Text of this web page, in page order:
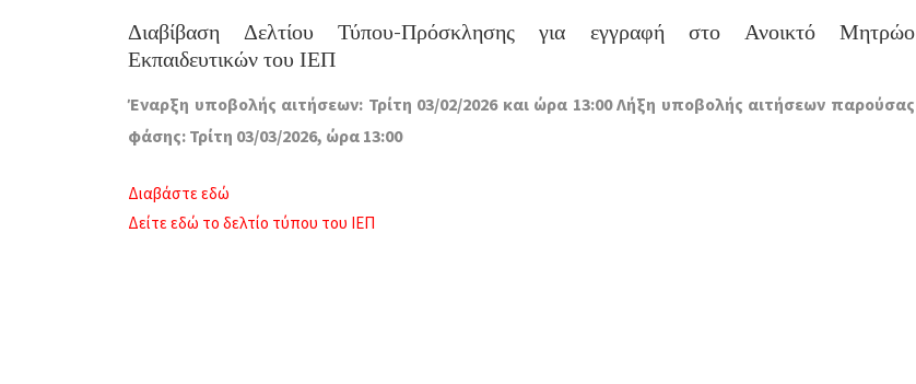
Διαβίβαση Δελτίου Τύπου-Πρόσκλησης για εγγραφή στο Ανοικτό Μητρώο
Εκπαιδευτικών του ΙΕΠ
Έναρξη υποβολής αιτήσεων: Τρίτη 03/02/2026 και ώρα 13:00Λήξη υποβολής αιτήσεων παρούσας
φάσης: Τρίτη 03/03/2026, ώρα 13:00
Διαβάστε εδώ
Δείτε εδώ το δελτίο τύπου του ΙΕΠ